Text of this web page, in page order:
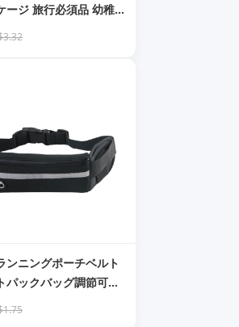
ージ 旅行必須品 幼稚園
バギーバッグ ラゲッジ
封筒バッグ
ンニングポーチベルト
パックバッグ調節可能
ウトファニーパック、
Max、iPhone 8